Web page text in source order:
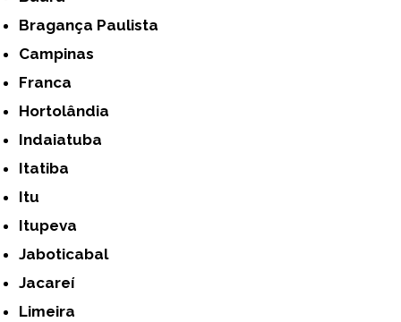
Bragança Paulista
Campinas
Franca
Hortolândia
Indaiatuba
Itatiba
Itu
Itupeva
Jaboticabal
Jacareí
Limeira